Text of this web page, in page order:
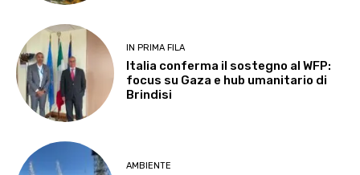
IN PRIMA FILA
Italia conferma il sostegno al WFP:
focus su Gaza e hub umanitario di
Brindisi
AMBIENTE